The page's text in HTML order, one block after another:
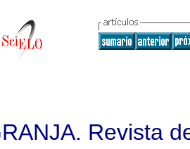
Revista